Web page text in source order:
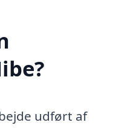
udført af